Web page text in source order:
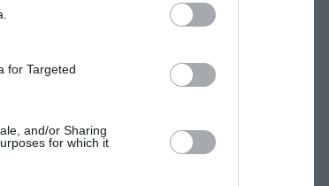
for Targeted
and/or Sharing
for which it